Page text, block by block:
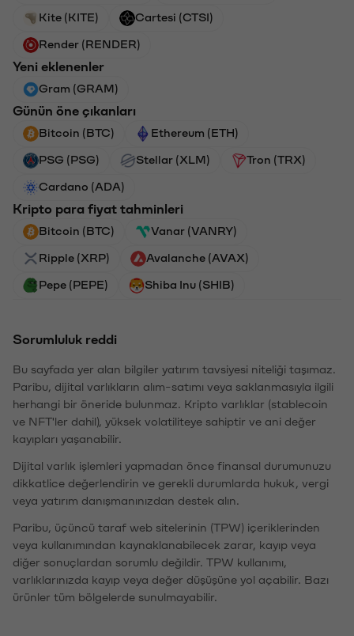
Kite (KITE) Cartesi (CTSI)
Render (RENDER)
Yeni eklenenler
Gram (GRAM)
Günün öne çıkanları
Bitcoin (BTC) Ethereum (ETH)
PSG (PSG) Stellar (XLM) Tron (TRX)
Cardano (ADA)
Kripto para fiyat tahminleri
Bitcoin (BTC) Vanar (VANRY)
Ripple (XRP) Avalanche (AVAX)
Pepe (PEPE) Shiba Inu (SHIB)
Sorumluluk reddi
Bu sayfada yer alan bilgiler yatırım tavsiyesi niteliği taşımaz.
Paribu, dijital varlıkların alım-satımı veya saklanmasıyla ilgili
herhangi bir öneride bulunmaz. Kripto varlıklar (stablecoin
ve NFT'ler dahil), yüksek volatiliteye sahiptir ve ani değer
kayıpları yaşanabilir.
Dijital varlık işlemleri yapmadan önce finansal durumunuzu
dikkatlice değerlendirin ve gerekli durumlarda hukuk, vergi
veya yatırım danışmanınızdan destek alın.
Paribu, üçüncü taraf web sitelerinin (TPW) içeriklerinden
veya kullanımından kaynaklanabilecek zarar, kayıp veya
diğer sonuçlardan sorumlu değildir. TPW kullanımı,
varlıklarınızda kayıp veya değer düşüşüne yol açabilir. Bazı
ürünler tüm bölgelerde sunulmayabilir.